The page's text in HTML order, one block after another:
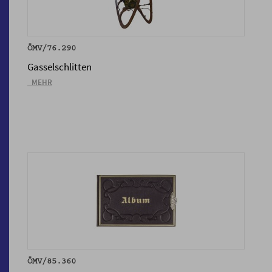
ÖMV/76.290
Gasselschlitten
_MEHR
ÖMV/85.360